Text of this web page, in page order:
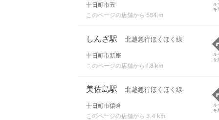
十日町市丑
このページの店舗から 584 m
ル
を
しんざ駅 北越急行ほくほく線
十日町市新座
このページの店舗から 1.8 km
ル
を
美佐島駅 北越急行ほくほく線
十日町市猿倉
このページの店舗から 3.4 km
ル
を